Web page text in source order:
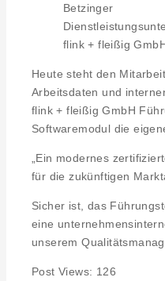
Betzinger
flink + fleißig
Heute steht den
Arbeitsdaten und
flink + fleißig GmbH
Softwaremodul die
„Ein modernes
für die zukünftigen
Sicher ist, das
eine
unserem
Post Views: 126